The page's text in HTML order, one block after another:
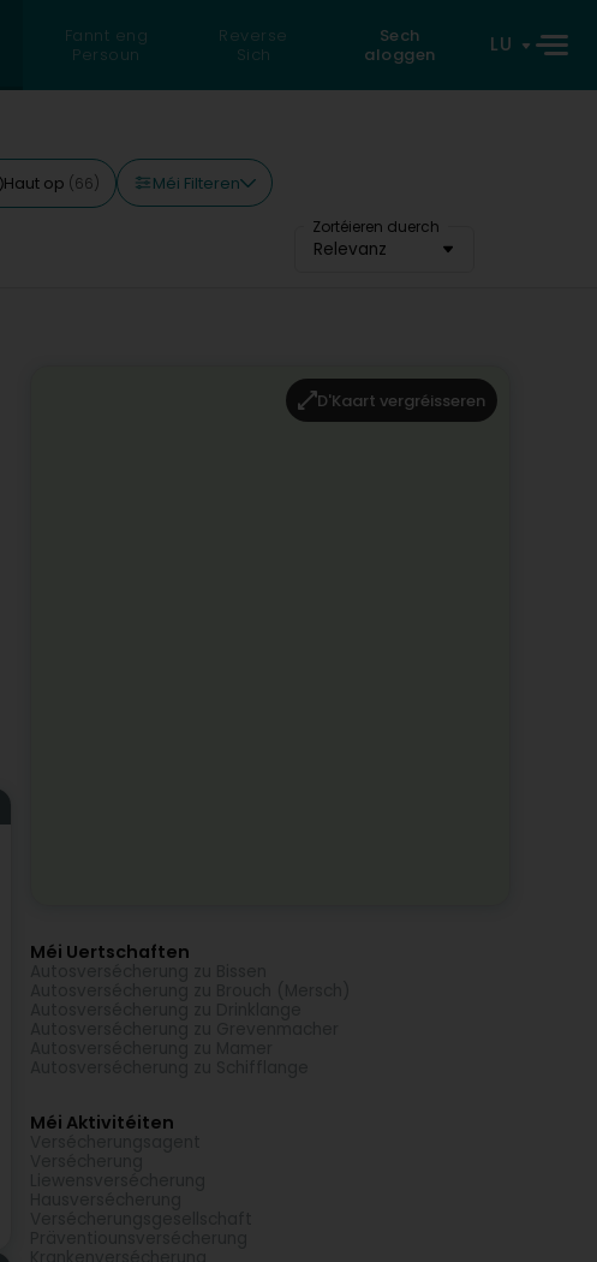
Fannt eng
Persoun
Reverse
Sich
Sech
aloggen
LU
Haut op (66) Méi Filteren
Zortéieren duerch
Relevanz
D'Kaart vergréisseren
Méi Uertschaften
Méi Aktivitéiten